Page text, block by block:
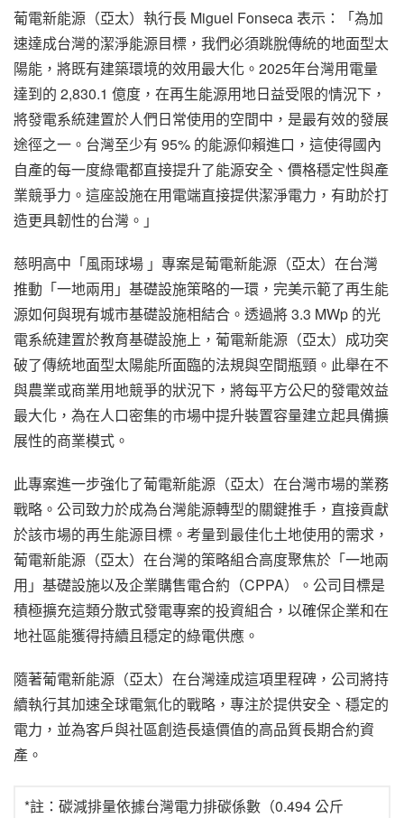
葡電新能源（亞太）執行長 Miguel Fonseca 表示：「為加
速達成台灣的潔淨能源目標，我們必須跳脫傳統的地面型太
陽能，將既有建築環境的效用最大化。2025年台灣用電量
達到的 2,830.1 億度，在再生能源用地日益受限的情況下，
將發電系統建置於人們日常使用的空間中，是最有效的發展
途徑之一。台灣至少有 95% 的能源仰賴進口，這使得國內
自產的每一度綠電都直接提升了能源安全、價格穩定性與產
業競爭力。這座設施在用電端直接提供潔淨電力，有助於打
造更具韌性的台灣。」
慈明高中「風雨球場 」專案是葡電新能源（亞太）在台灣
推動「一地兩用」基礎設施策略的一環，完美示範了再生能
源如何與現有城市基礎設施相結合。透過將 3.3 MWp 的光
電系統建置於教育基礎設施上，葡電新能源（亞太）成功突
破了傳統地面型太陽能所面臨的法規與空間瓶頸。此舉在不
與農業或商業用地競爭的狀況下，將每平方公尺的發電效益
最大化，為在人口密集的市場中提升裝置容量建立起具備擴
展性的商業模式。
此專案進一步強化了葡電新能源（亞太）在台灣市場的業務
戰略。公司致力於成為台灣能源轉型的關鍵推手，直接貢獻
於該市場的再生能源目標。考量到最佳化土地使用的需求，
葡電新能源（亞太）在台灣的策略組合高度聚焦於「一地兩
用」基礎設施以及企業購售電合約（CPPA）。公司目標是
積極擴充這類分散式發電專案的投資組合，以確保企業和在
地社區能獲得持續且穩定的綠電供應。
隨著葡電新能源（亞太）在台灣達成這項里程碑，公司將持
續執行其加速全球電氣化的戰略，專注於提供安全、穩定的
電力，並為客戶與社區創造長遠價值的高品質長期合約資
產。
*註：碳減排量依據台灣電力排碳係數（0.494 公斤